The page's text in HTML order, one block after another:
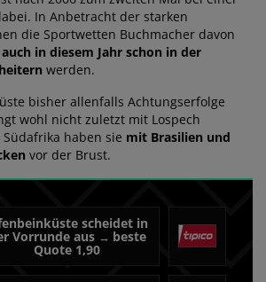
In Anbetracht der starken
die Sportwetten Buchmacher davon
auch in diesem Jahr schon in der
werden.
bisher allenfalls Achtungserfolge
wohl nicht zuletzt mit Lospech
haben sie mit Brasilien und
vor der Brust.
scheidet in
Vorrunde aus → beste
Quote 1,90